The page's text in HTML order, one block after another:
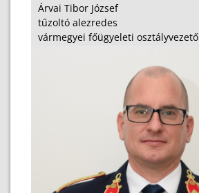
Árvai Tibor József
tűzoltó alezredes
vármegyei főügyeleti osztályvezető